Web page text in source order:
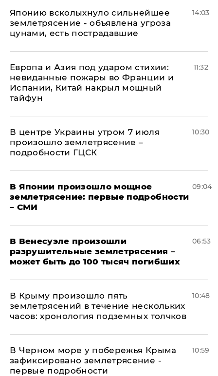
Японию всколыхнуло сильнейшее
землетрясение - объявлена угроза
цунами, есть пострадавшие
14:03
Европа и Азия под ударом стихии:
невиданные пожары во Франции и
Испании, Китай накрыл мощный
тайфун
11:32
В центре Украины утром 7 июля
произошло землетрясение –
подробности ГЦСК
10:30
В Японии произошло мощное
землетрясение: первые подробности
– СМИ
09:04
В Венесуэле произошли
разрушительные землетрясения –
может быть до 100 тысяч погибших
06:53
В Крыму произошло пять
землетрясений в течение нескольких
часов: хронология подземных толчков
10:48
В Черном море у побережья Крыма
зафиксировано землетрясение -
первые подробности
10:59